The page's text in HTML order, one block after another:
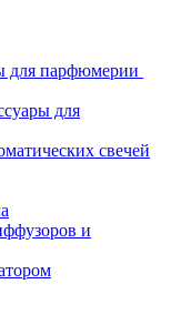
для парфюмерии
для
свечей
и